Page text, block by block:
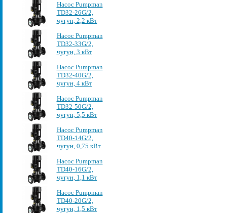
Насос Pumpman
TD32-26G/2,
чугун, 2,2 кВт
Насос Pumpman
TD32-33G/2,
чугун, 3 кВт
Насос Pumpman
TD32-40G/2,
чугун, 4 кВт
Насос Pumpman
TD32-50G/2,
чугун, 5,5 кВт
Насос Pumpman
TD40-14G/2,
чугун, 0,75 кВт
Насос Pumpman
TD40-16G/2,
чугун, 1,1 кВт
Насос Pumpman
TD40-20G/2,
чугун, 1,5 кВт